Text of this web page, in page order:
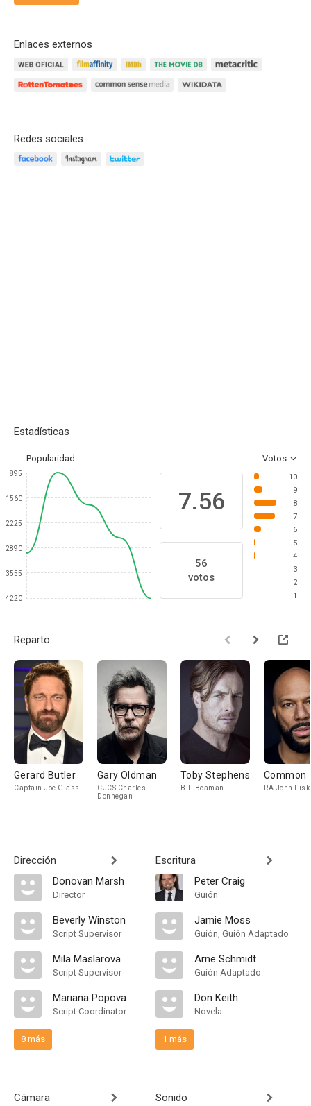
Enlaces externos
Redes sociales
Estadísticas
Popularidad Votos
895
1560
2225
2890
3555
4220
7.56
56
votos
10
9
8
7
6
5
4
3
2
1
Reparto
Gerard Butler
Captain Joe Glass
Gary Oldman
CJCS Charles
Donnegan
Toby Stephens
Bill Beaman
Common
RA John Fisk
Dirección
Donovan Marsh
Director
Beverly Winston
Script Supervisor
Mila Maslarova
Script Supervisor
Mariana Popova
Script Coordinator
8 más
Cámara
Escritura
Peter Craig
Guión
Jamie Moss
Guión, Guión Adaptado
Arne Schmidt
Guión Adaptado
Don Keith
Novela
1 más
Sonido